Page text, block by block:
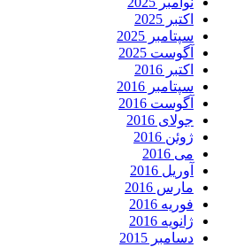
اکتبر 2025
سپتامبر 2025
آگوست 2025
اکتبر 2016
سپتامبر 2016
آگوست 2016
جولای 2016
ژوئن 2016
می 2016
آوریل 2016
مارس 2016
فوریه 2016
ژانویه 2016
دسامبر 2015